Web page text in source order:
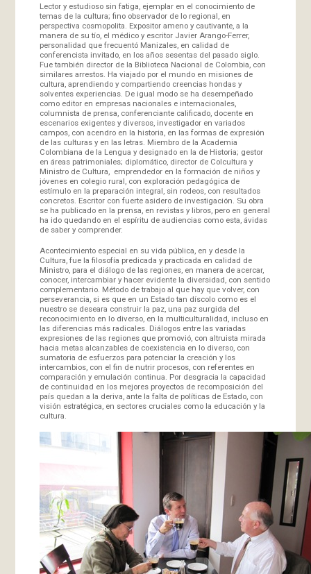
Lector y estudioso sin fatiga, ejemplar en el conocimiento de
temas de la cultura; fino observador de lo regional, en
perspectiva cosmopolita. Expositor ameno y cautivante, a la
manera de su tío, el médico y escritor Javier Arango-Ferrer,
personalidad que frecuentó Manizales, en calidad de
conferencista invitado, en los años sesentas del pasado siglo.
Fue también director de la Biblioteca Nacional de Colombia, con
similares arrestos. Ha viajado por el mundo en misiones de
cultura, aprendiendo y compartiendo creencias hondas y
solventes experiencias. De igual modo se ha desempeñado
como editor en empresas nacionales e internacionales,
columnista de prensa, conferenciante calificado, docente en
escenarios exigentes y diversos, investigador en variados
campos, con acendro en la historia, en las formas de expresión
de las culturas y en las letras. Miembro de la Academia
Colombiana de la Lengua y designado en la de Historia; gestor
en áreas patrimoniales; diplomático, director de Colcultura y
Ministro de Cultura, emprendedor en la formación de niños y
jóvenes en colegio rural, con exploración pedagógica de
estímulo en la preparación integral, sin rodeos, con resultados
concretos. Escritor con fuerte asidero de investigación. Su obra
se ha publicado en la prensa, en revistas y libros, pero en general
ha ido quedando en el espíritu de audiencias como esta, ávidas
de saber y comprender.
Acontecimiento especial en su vida pública, en y desde la
Cultura, fue la filosofía predicada y practicada en calidad de
Ministro, para el diálogo de las regiones, en manera de acercar,
conocer, intercambiar y hacer evidente la diversidad, con sentido
complementario. Método de trabajo al que hay que volver, con
perseverancia, si es que en un Estado tan díscolo como es el
nuestro se deseara construir la paz, una paz surgida del
reconocimiento en lo diverso, en la multiculturalidad, incluso en
las diferencias más radicales. Diálogos entre las variadas
expresiones de las regiones que promovió, con altruista mirada
hacia metas alcanzables de coexistencia en lo diverso, con
sumatoria de esfuerzos para potenciar la creación y los
intercambios, con el fin de nutrir procesos, con referentes en
comparación y emulación continua. Por desgracia la capacidad
de continuidad en los mejores proyectos de recomposición del
país quedan a la deriva, ante la falta de políticas de Estado, con
visión estratégica, en sectores cruciales como la educación y la
cultura.